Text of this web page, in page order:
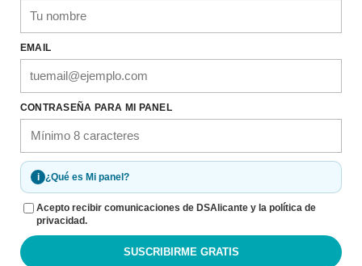
EMAIL
CONTRASEÑA PARA MI PANEL
i ¿Qué es Mi panel?
Acepto recibir comunicaciones de DSAlicante y la política de
privacidad.
SUSCRIBIRME GRATIS